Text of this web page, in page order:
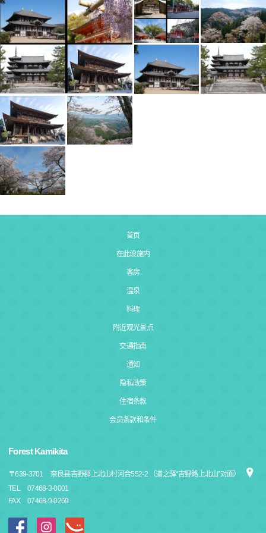
首页
在此设施内
客房
温泉
料理
附近观光景点
交通指南
通知
隐私政策
住宿条款
会员条款和条件
Forest Kamikita
〒639-3701
奈良县吉野郡上北山村河合552-2 （道之驿“吉野路上北山”对面）
TEL
07468-3-0001
FAX
07468-9-0269